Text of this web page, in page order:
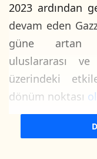
2023 ardından
devam eden
güne artan
uluslararası
üzerindeki
dönüm noktası
Bu bağlamda